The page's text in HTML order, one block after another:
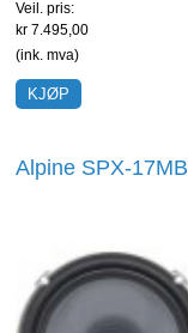
Veil. pris:
kr 7.495,00
(ink. mva)
Alpine SPX-17MB